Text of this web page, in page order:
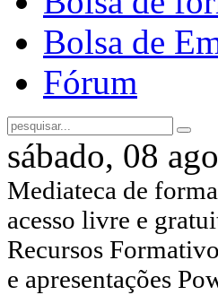
Bolsa de
Fórum
sábado, 08
Mediateca de
acesso livre e
Recursos
e apresentações